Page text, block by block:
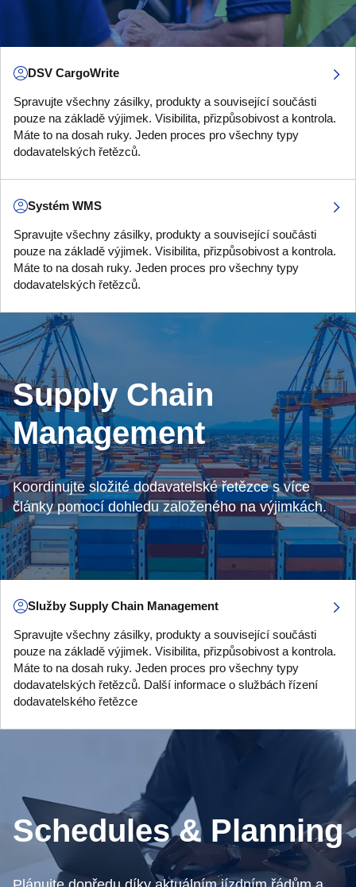
DSV CargoWrite
Spravujte všechny zásilky, produkty a související součásti
pouze na základě výjimek. Visibilita, přizpůsobivost a kontrola.
Máte to na dosah ruky. Jeden proces pro všechny typy
dodavatelských řetězců.
Systém WMS
Spravujte všechny zásilky, produkty a související součásti
pouze na základě výjimek. Visibilita, přizpůsobivost a kontrola.
Máte to na dosah ruky. Jeden proces pro všechny typy
dodavatelských řetězců.
Supply Chain
Management
Koordinujte složité dodavatelské řetězce s více
články pomocí dohledu založeného na výjimkách.
Služby Supply Chain Management
Spravujte všechny zásilky, produkty a související součásti
pouze na základě výjimek. Visibilita, přizpůsobivost a kontrola.
Máte to na dosah ruky. Jeden proces pro všechny typy
dodavatelských řetězců. Další informace o službách řízení
dodavatelského řetězce
Schedules & Planning